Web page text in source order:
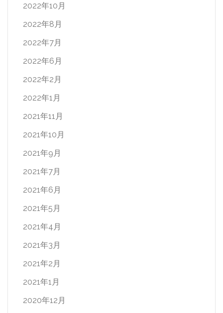
2022年10月
2022年8月
2022年7月
2022年6月
2022年2月
2022年1月
2021年11月
2021年10月
2021年9月
2021年7月
2021年6月
2021年5月
2021年4月
2021年3月
2021年2月
2021年1月
2020年12月